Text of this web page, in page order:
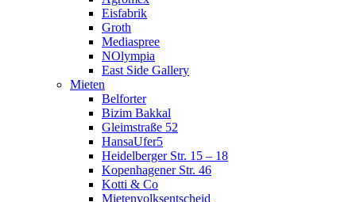
Eisfabrik
Groth
Mediaspree
NOlympia
East Side Gallery
Mieten
Belforter
Bizim Bakkal
Gleimstraße 52
HansaUfer5
Heidelberger Str. 15 – 18
Kopenhagener Str. 46
Kotti & Co
Mietenvolksentscheid